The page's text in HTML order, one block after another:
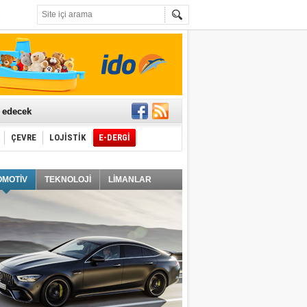
ÇEVRE LOJİSTİK E-DERGİ
TEKNOLOJİ LİMANLAR